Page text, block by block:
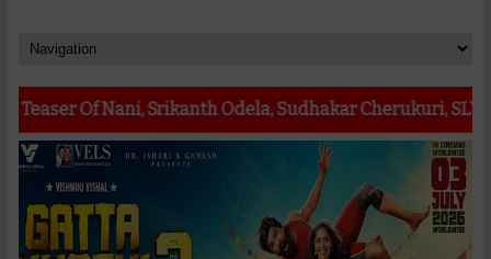
Srikanth Odela, Sudhakar Cherukuri, SLV Cinemas' The